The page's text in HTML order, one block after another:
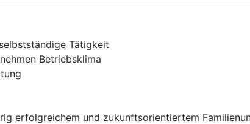
Tätigkeit
Betriebsklima
erfolgreichem und zukunftsorientiertem